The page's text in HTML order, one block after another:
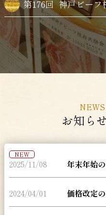
第176回 神戸ビーフ
お知ら
2025/11/08
NEW
年末年始
2024/04/01 価格改定